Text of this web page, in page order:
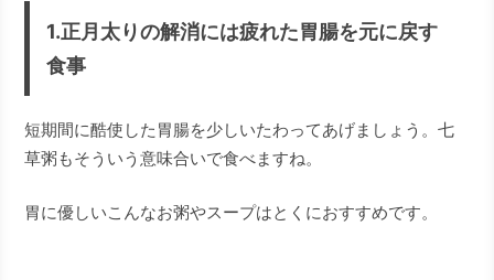
1.正月太りの解消には疲れた胃腸を元に戻す
食事
短期間に酷使した胃腸を少しいたわってあげましょう。七
草粥もそういう意味合いで食べますね。
胃に優しいこんなお粥やスープはとくにおすすめです。